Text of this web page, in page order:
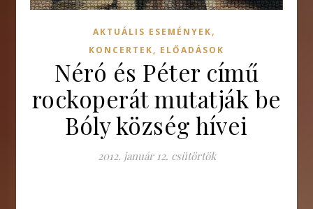
AKTUÁLIS ESEMÉNYEK,
KONCERTEK, ELŐADÁSOK
Néró és Péter című
rockoperát mutatják be
Bóly község hívei
2012. január 12. csütörtök